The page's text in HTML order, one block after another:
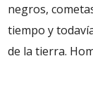
negros,
tiempo y
de la tierra.